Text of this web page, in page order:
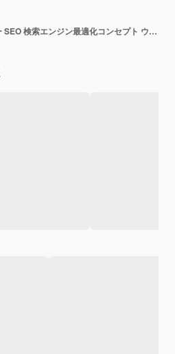
データ検索テクノロジー SEO 検索エンジン最適化コンセプト ウェブブラウザでデータを検索するためにラップトップコンピュータのキーボードでタイプする女性